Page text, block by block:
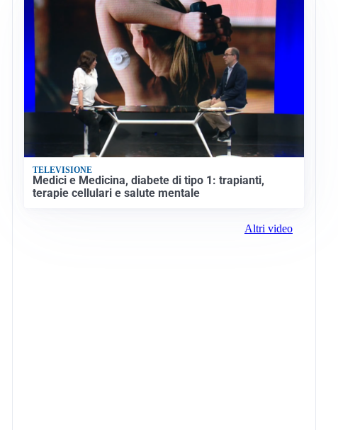
TELEVISIONE
Medici e Medicina, diabete di tipo 1: trapianti,
terapie cellulari e salute mentale
Altri video